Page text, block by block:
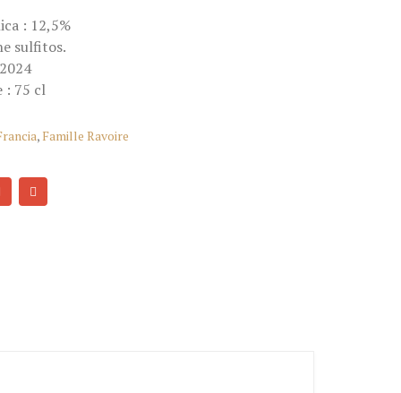
: 12,5%
sulfitos.
: 75 cl
, Famille Ravoire